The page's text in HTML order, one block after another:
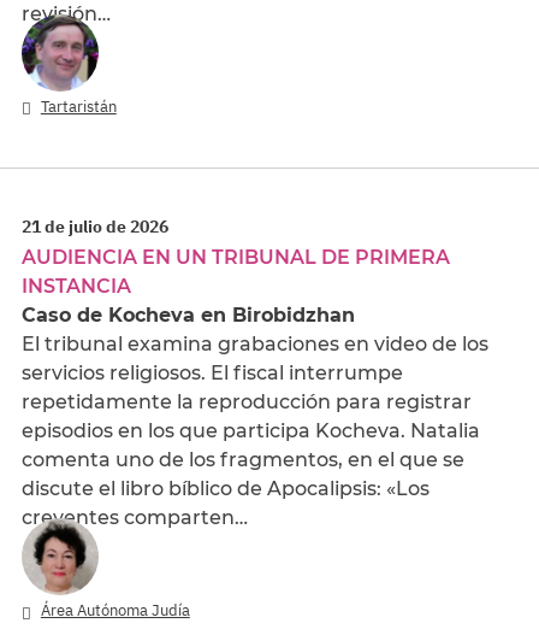
revisión…
Tartaristán
21 de julio de 2026
AUDIENCIA EN UN TRIBUNAL DE PRIMERA
INSTANCIA
Caso de Kocheva en Birobidzhan
El tribunal examina grabaciones en video de los
servicios religiosos. El fiscal interrumpe
repetidamente la reproducción para registrar
episodios en los que participa Kocheva. Natalia
comenta uno de los fragmentos, en el que se
discute el libro bíblico de Apocalipsis: «Los
creyentes comparten…
Área Autónoma Judía